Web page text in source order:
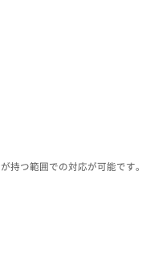
つ範囲での対応が可能です。